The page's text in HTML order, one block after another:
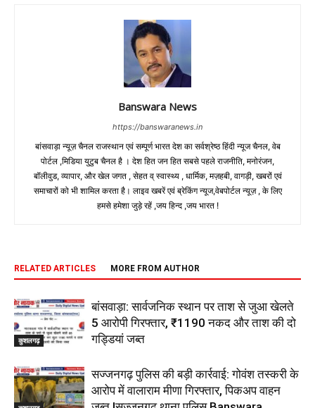
Banswara News
https://banswaranews.in
बांसवाड़ा न्यूज़ चैनल राजस्थान एवं सम्पूर्ण भारत देश का सर्वश्रेष्ठ हिंदी न्‍यूज चैनल, वेब
पोर्टल ,मिडिया युटुब चैनल है । देश हित जन हित सबसे पहले राजनीति, मनोरंजन,
बॉलीवुड, व्यापार, और खेल जगत , सेहत व् स्वास्थ्य , धार्मिक, मज़हबी, वागड़ी, खबरों एवं
समाचारों को भी शामिल करता है। लाइव खबरें एवं ब्रेकिंग न्यूज,वेबपोर्टल न्यूज़ , के लिए
हमसे हमेशा जुड़े रहें ,जय हिन्द ,जय भारत !
RELATED ARTICLES MORE FROM AUTHOR
कुशलगढ़
बांसवाड़ा: सार्वजनिक स्थान पर ताश से जुआ खेलते
5 आरोपी गिरफ्तार, ₹1190 नकद और ताश की दो
गड्डियां जब्त
सज्जनगढ़ पुलिस की बड़ी कार्रवाई: गोवंश तस्करी के
आरोप में वालाराम मीणा गिरफ्तार, पिकअप वाहन